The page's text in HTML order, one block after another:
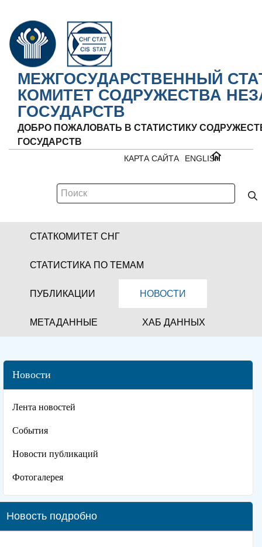
МЕЖГОСУДАРСТВЕННЫЙ
КОМИТЕТ СОДРУЖЕСТВА
ГОСУДАРСТВ
ДОБРО ПОЖАЛОВАТЬ В СТАТИСТИКУ
ГОСУДАРСТВ
ENGLISH
КАРТА САЙТА
СТАТКОМИТЕТ СНГ
СТАТИСТИКА ПО ТЕМАМ
ПУБЛИКАЦИИ НОВОСТИ
МЕТАДАННЫЕ ХАБ ДАННЫХ
Новости
Лента новостей
События
Новости публикаций
Фотогалерея
Новость подробно